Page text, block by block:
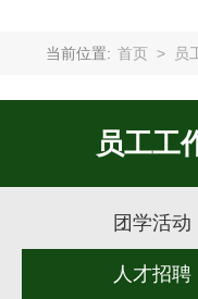
当前位置: 首页 > 员
员工工
团学活动
人才招聘